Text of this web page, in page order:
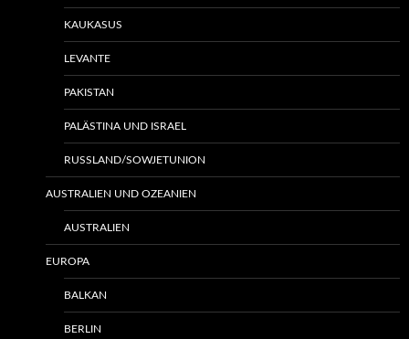
KAUKASUS
LEVANTE
PAKISTAN
PALÄSTINA UND ISRAEL
RUSSLAND/SOWJETUNION
AUSTRALIEN UND OZEANIEN
AUSTRALIEN
EUROPA
BALKAN
BERLIN